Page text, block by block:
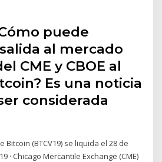
puede
al mercado
CME y CBOE al
Es una noticia
considerada
(BTCV19) se liquida el 28 de
· Chicago Mercantile Exchange (CME)